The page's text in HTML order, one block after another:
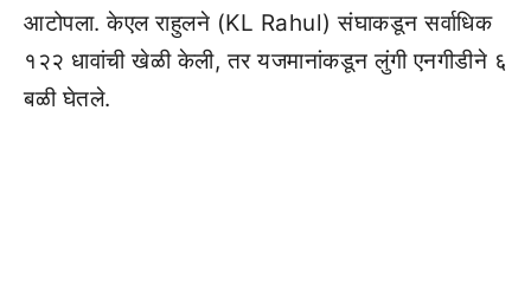
आटोपला. केएल राहुलने (KL Rahul) संघाकडून सर्वाधिक
१२२ धावांची खेळी केली, तर यजमानांकडून लुंगी एनगीडीने ६
बळी घेतले.